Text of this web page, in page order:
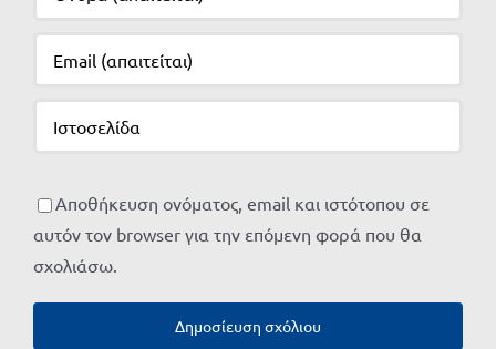
Αποθήκευση ονόματος, email και ιστότοπου σε
αυτόν τον browser για την επόμενη φορά που θα
σχολιάσω.